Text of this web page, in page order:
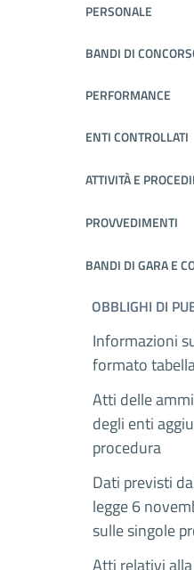
PERSONALE
BANDI DI
PERFORMANCE
ENTI CONTROLLATI
ATTIVITÀ E
PROVVEDIMENTI
BANDI DI GARA E
OBBLIGHI DI
Informazioni
formato
Atti delle
degli enti
procedura
Dati previsti
legge 6
sulle singole